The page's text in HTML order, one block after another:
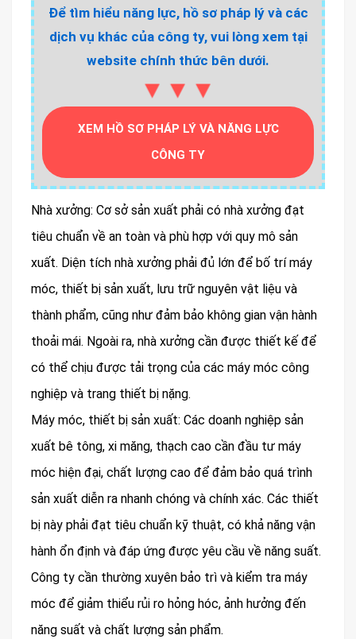
Để tìm hiểu năng lực, hồ sơ pháp lý và các
dịch vụ khác của công ty, vui lòng xem tại
website chính thức bên dưới.
▼▼▼
XEM HỒ SƠ PHÁP LÝ VÀ NĂNG LỰC
CÔNG TY
Nhà xưởng: Cơ sở sản xuất phải có nhà xưởng đạt
tiêu chuẩn về an toàn và phù hợp với quy mô sản
xuất. Diện tích nhà xưởng phải đủ lớn để bố trí máy
móc, thiết bị sản xuất, lưu trữ nguyên vật liệu và
thành phẩm, cũng như đảm bảo không gian vận hành
thoải mái. Ngoài ra, nhà xưởng cần được thiết kế để
có thể chịu được tải trọng của các máy móc công
nghiệp và trang thiết bị nặng.
Máy móc, thiết bị sản xuất: Các doanh nghiệp sản
xuất bê tông, xi măng, thạch cao cần đầu tư máy
móc hiện đại, chất lượng cao để đảm bảo quá trình
sản xuất diễn ra nhanh chóng và chính xác. Các thiết
bị này phải đạt tiêu chuẩn kỹ thuật, có khả năng vận
hành ổn định và đáp ứng được yêu cầu về năng suất.
Công ty cần thường xuyên bảo trì và kiểm tra máy
móc để giảm thiểu rủi ro hỏng hóc, ảnh hưởng đến
năng suất và chất lượng sản phẩm.